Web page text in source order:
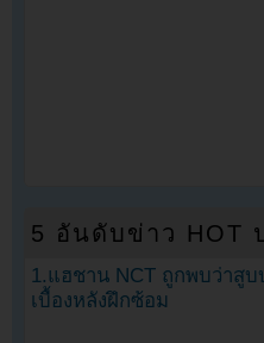
5 อันดับข่าว HOT
1.แฮชาน NCT ถูกพบว่าสู
เบื้องหลังฝึกซ้อม